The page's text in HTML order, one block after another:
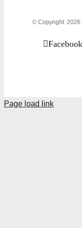
© Copyright 2026 |
Facebook
Page load link